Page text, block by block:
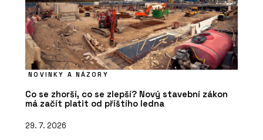
NOVINKY A NÁZORY
Co se zhorší, co se zlepší? Nový stavební zákon
má začít platit od příštího ledna
29. 7. 2026